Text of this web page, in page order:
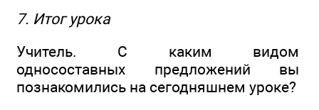
7. Итог урока
Учитель. С каким видом
односоставных предложений вы
познакомились на сегодняшнем уроке?